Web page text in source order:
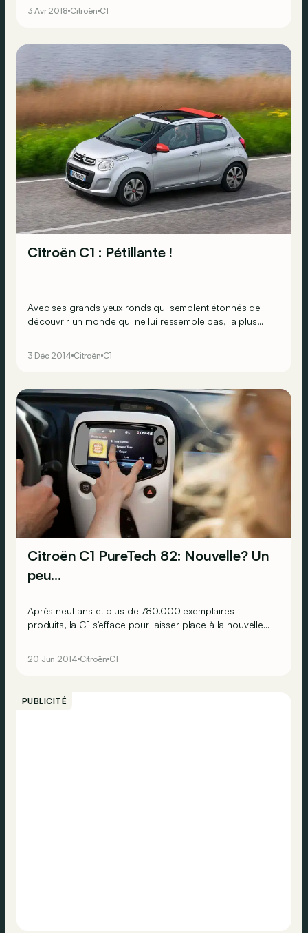
et Urban Ride.
3 Avr 2018 Citroën C1
Citroën C1 : Pétillante !
Avec ses grands yeux ronds qui semblent étonnés de
découvrir un monde qui ne lui ressemble pas, la plus
composants avec deux autres copines : la Peugeot 108
3 Déc 2014 Citroën C1
Citroën C1 PureTech 82: Nouvelle? Un
peu…
Après neuf ans et plus de 780.000 exemplaires
produits, la C1 s'efface pour laisser place à la nouvelle
tchèque avec la Toyota Aygo et la Peugeot, devenue
20 Jun 2014 Citroën C1
PUBLICITÉ